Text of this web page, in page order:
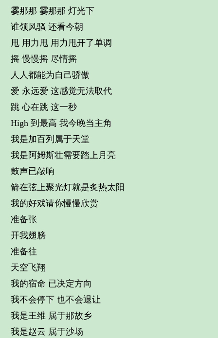
霎那那 霎那那 灯光下
谁领风骚 还看今朝
甩 用力甩 用力甩开了单调
摇 慢慢摇 尽情摇
人人都能为自己骄傲
爱 永远爱 这感觉无法取代
跳 心在跳 这一秒
High 到最高 我今晚当主角
我是加百列属于天堂
我是阿姆斯壮需要踏上月亮
鼓声已敲响
箭在弦上聚光灯就是炙热太阳
我的好戏请你慢慢欣赏
准备张
开我翅膀
准备往
天空飞翔
我的宿命 已决定方向
我不会停下 也不会退让
我是王维 属于那故乡
我是赵云 属于沙场